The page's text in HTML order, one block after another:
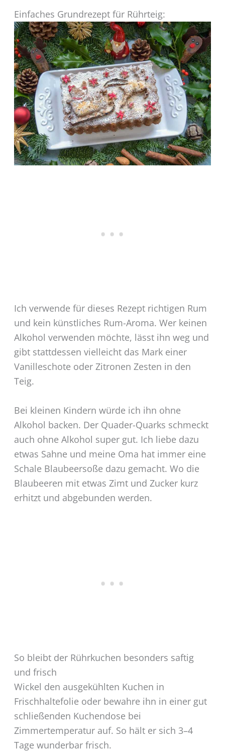
Einfaches Grundrezept für Rührteig:
Ich verwende für dieses Rezept richtigen Rum
und kein künstliches Rum-Aroma. Wer keinen
Alkohol verwenden möchte, lässt ihn weg und
gibt stattdessen vielleicht das Mark einer
Vanilleschote oder Zitronen Zesten in den
Teig.
Bei kleinen Kindern würde ich ihn ohne
Alkohol backen. Der Quader-Quarks schmeckt
auch ohne Alkohol super gut. Ich liebe dazu
etwas Sahne und meine Oma hat immer eine
Schale Blaubeersoße dazu gemacht. Wo die
Blaubeeren mit etwas Zimt und Zucker kurz
erhitzt und abgebunden werden.
So bleibt der Rührkuchen besonders saftig
und frisch
Wickel den ausgekühlten Kuchen in
Frischhaltefolie oder bewahre ihn in einer gut
schließenden Kuchendose bei
Zimmertemperatur auf. So hält er sich 3–4
Tage wunderbar frisch.